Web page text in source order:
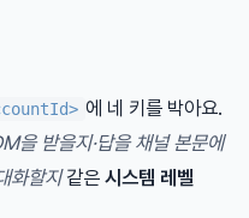
에 네 키를 박아요.
을 받을지·답을 채널 본문에
화할지같은 시스템 레벨